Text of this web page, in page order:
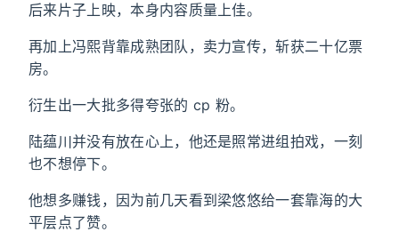
后来片子上映，本身内容质量上佳。
再加上冯熙背靠成熟团队，卖力宣传，斩获二十亿票
房。
衍生出一大批多得夸张的 cp 粉。
陆蕴川并没有放在心上，他还是照常进组拍戏，一刻
也不想停下。
他想多赚钱，因为前几天看到梁悠悠给一套靠海的大
平层点了赞。